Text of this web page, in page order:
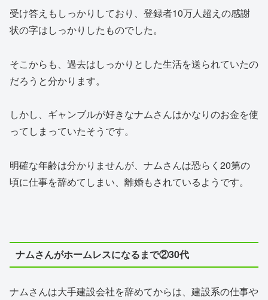
受け答えもしっかりしており、登録者10万人超えの感謝
状の字はしっかりしたものでした。
そこからも、過去はしっかりとした生活を送られていたの
だろうと分かります。
しかし、ギャンブルが好きなナムさんはかなりのお金を使
ってしまっていたそうです。
明確な年齢は分かりませんが、ナムさんは恐らく20第の
頃に仕事を辞めてしまい、離婚もされているようです。
ナムさんがホームレスになるまで②30代
ナムさんは大手建設会社を辞めてからは、建設系の仕事や